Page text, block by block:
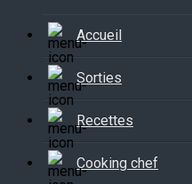
Accueil
Sorties
Recettes
Cooking chef